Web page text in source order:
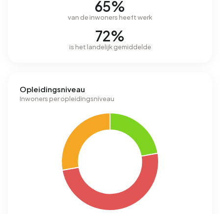
65%
van de inwoners heeft werk
72%
is het landelijk gemiddelde
Opleidingsniveau
Inwoners per opleidingsniveau